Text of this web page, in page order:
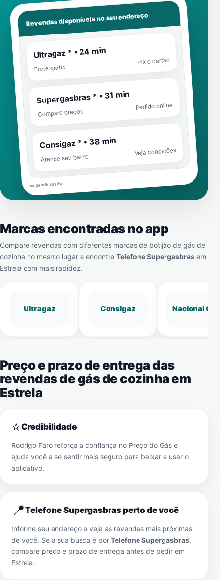
Revendas disponíveis no seu endereço
Ultragaz * • 24 min
Frete grátis
Pix e cartão
Supergasbras * • 31 min
Compare preços
Pedido online
Consigaz * • 38 min
Atende seu bairro
Veja condições
Imagem ilustrativa
Marcas encontradas no app
Compare revendas com diferentes marcas de botijão de gás de
cozinha no mesmo lugar e encontre Telefone Supergasbras em
Estrela com mais rapidez.
Ultragaz Consigaz Nacional Gás
Preço e prazo de entrega das
revendas de gás de cozinha em
Estrela
⭐Credibilidade
Rodrigo Faro reforça a confiança no Preço do Gás e
ajuda você a se sentir mais seguro para baixar e usar o
aplicativo.
📍Telefone Supergasbras perto de você
Informe seu endereço e veja as revendas mais próximas
de você. Se a sua busca é por Telefone Supergasbras,
compare preço e prazo de entrega antes de pedir em
Estrela.